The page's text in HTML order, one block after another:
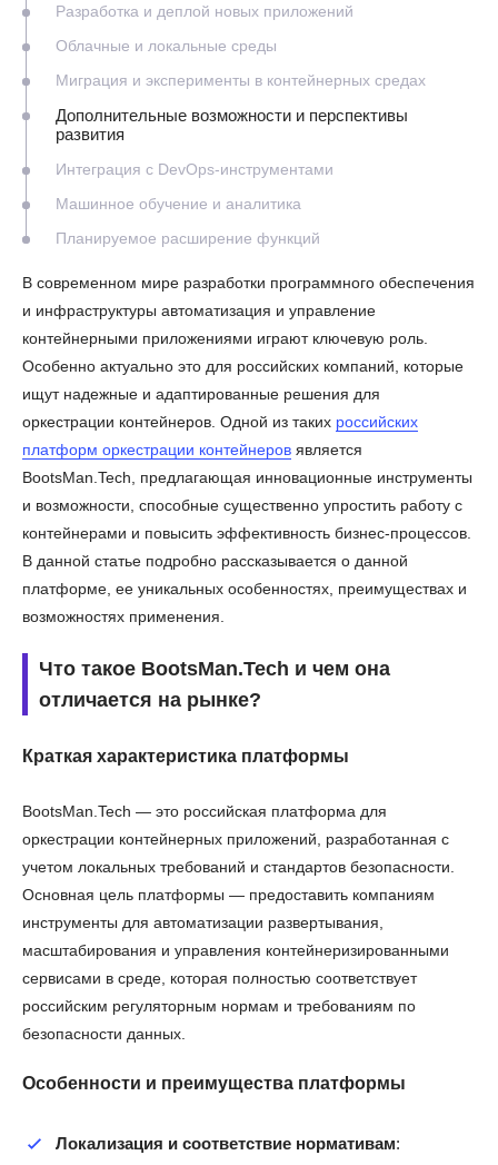
Разработка и деплой новых приложений
Облачные и локальные среды
Миграция и эксперименты в контейнерных средах
Дополнительные возможности и перспективы
развития
Интеграция с DevOps-инструментами
Машинное обучение и аналитика
Планируемое расширение функций
В современном мире разработки программного обеспечения
и инфраструктуры автоматизация и управление
контейнерными приложениями играют ключевую роль.
Особенно актуально это для российских компаний, которые
ищут надежные и адаптированные решения для
оркестрации контейнеров. Одной из таких российских
платформ оркестрации контейнеров является
BootsMan.Tech, предлагающая инновационные инструменты
и возможности, способные существенно упростить работу с
контейнерами и повысить эффективность бизнес-процессов.
В данной статье подробно рассказывается о данной
платформе, ее уникальных особенностях, преимуществах и
возможностях применения.
Что такое BootsMan.Tech и чем она
отличается на рынке?
Краткая характеристика платформы
BootsMan.Tech — это российская платформа для
оркестрации контейнерных приложений, разработанная с
учетом локальных требований и стандартов безопасности.
Основная цель платформы — предоставить компаниям
инструменты для автоматизации развертывания,
масштабирования и управления контейнеризированными
сервисами в среде, которая полностью соответствует
российским регуляторным нормам и требованиям по
безопасности данных.
Особенности и преимущества платформы
Локализация и соответствие нормативам: